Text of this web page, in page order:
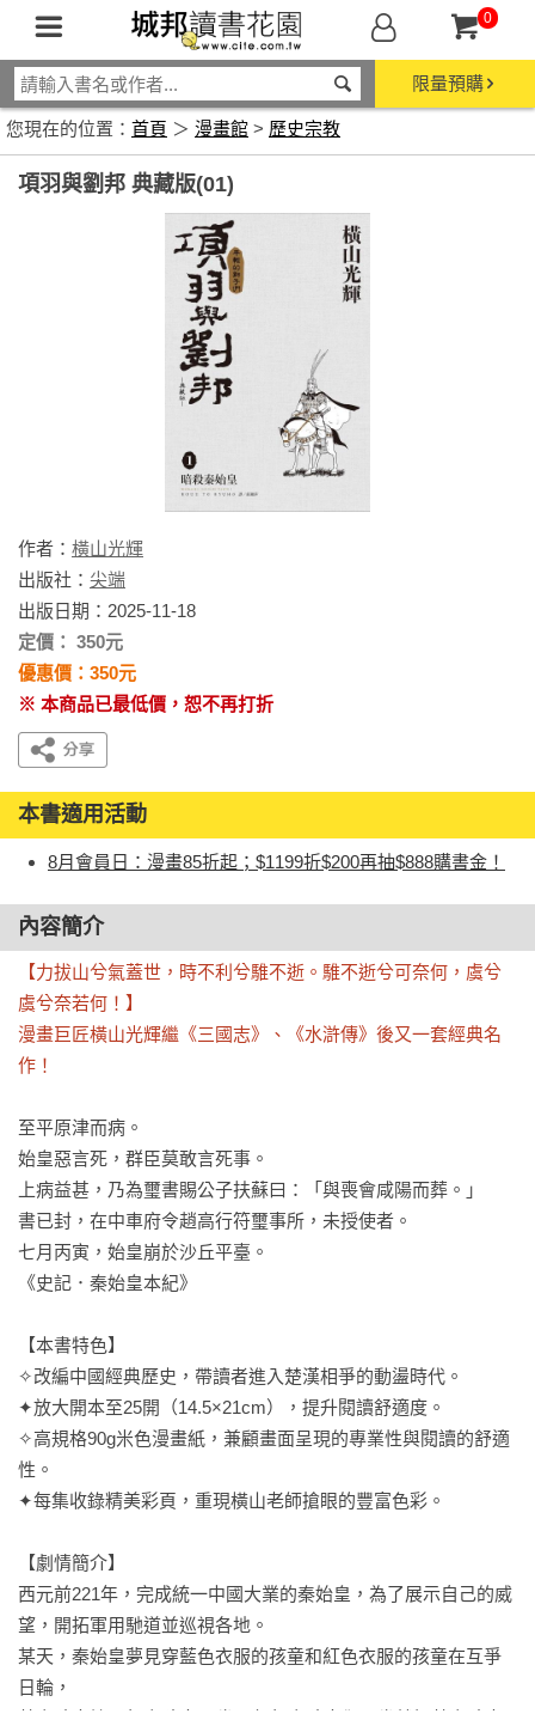
0
限量預購
您現在的位置： 首頁 ＞ 漫畫館 > 歷史宗教
項羽與劉邦 典藏版(01)
作者： 橫山光輝
出版社： 尖端
出版日期：2025-11-18
定價： 350元
優惠價：350元
※ 本商品已最低價，恕不再打折
本書適用活動
8月會員日：漫畫85折起；$1199折$200再抽$888購書金！
內容簡介
【力拔山兮氣蓋世，時不利兮騅不逝。騅不逝兮可奈何，虞兮
虞兮奈若何！】
漫畫巨匠橫山光輝繼《三國志》、《水滸傳》後又一套經典名
作！
至平原津而病。
始皇惡言死，群臣莫敢言死事。
上病益甚，乃為璽書賜公子扶蘇曰：「與喪會咸陽而葬。」
書已封，在中車府令趙高行符璽事所，未授使者。
七月丙寅，始皇崩於沙丘平臺。
《史記．秦始皇本紀》
【本書特色】
✧改編中國經典歷史，帶讀者進入楚漢相爭的動盪時代。
✦放大開本至25開（14.5×21cm），提升閱讀舒適度。
✧高規格90g米色漫畫紙，兼顧畫面呈現的專業性與閱讀的舒適
性。
✦每集收錄精美彩頁，重現橫山老師搶眼的豐富色彩。
【劇情簡介】
西元前221年，完成統一中國大業的秦始皇，為了展示自己的威
望，開拓軍用馳道並巡視各地。
某天，秦始皇夢見穿藍色衣服的孩童和紅色衣服的孩童在互爭
日輪，